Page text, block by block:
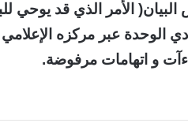
البيان( الأمر الذي قد يوحي
الوحدة عبر مركزه
و اتهامات مرفوضة.